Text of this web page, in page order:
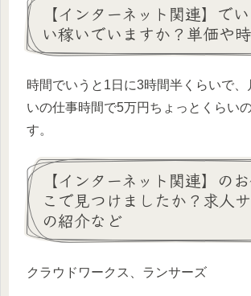
【インターネット関連】で
い稼いでいますか？単価や
時間でいうと1日に3時間半くらいで、
いの仕事時間で5万円ちょっとくらい
す。
【インターネット関連】の
こで見つけましたか？求人
の紹介など
クラウドワークス、ランサーズ